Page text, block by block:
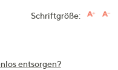
Schriftgröße:
entsorgen?